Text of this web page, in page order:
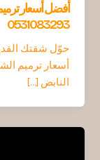
أفضل أسعار
0531083293
حوّل شقتك
أسعار ترميم
النابض […]